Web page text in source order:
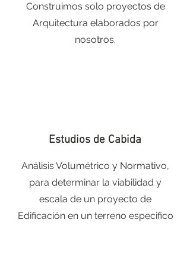
Construimos solo proyectos de
Arquitectura elaborados por
nosotros.
Estudios de Cabida
Análisis Volumétrico y Normativo,
para determinar la viabilidad y
escala de un proyecto de
Edificación en un terreno especifico